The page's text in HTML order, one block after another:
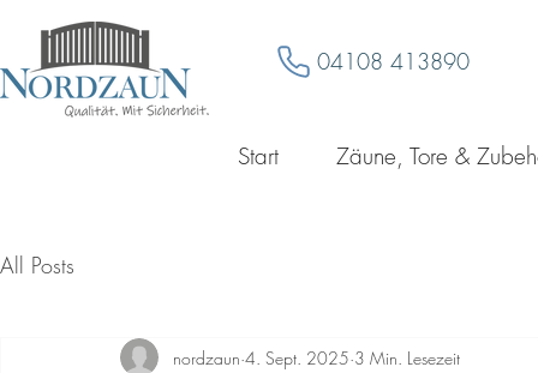
04108 413890
Start Zäune, Tore &
All Posts
nordzaun 4. Sept. 2025 3 Min. Lesezeit